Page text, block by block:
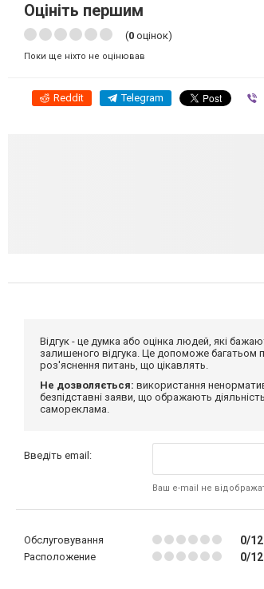
Оцініть першим
(0 оцінок)
Поки ще ніхто не оцінював
Reddit Telegram
Відгук - це думка або оцінка людей, які
залишеного відгука. Це допоможе багатьом
роз'яснення питань, що цікавлять.
Не дозволяється: використання
безпідставні заяви, що ображають
самореклама.
Введіть email:
Ваш e-mail не
Обслуговування 0/12
Расположение 0/12